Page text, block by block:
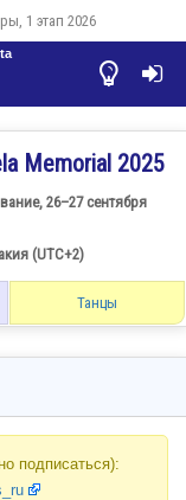
1 этап 2026


Memorial 2025
26–27 сентября
(UTC+2)
Танцы
подписаться):